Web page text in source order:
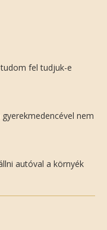
fel tudjuk-e
nem
autóval a környék